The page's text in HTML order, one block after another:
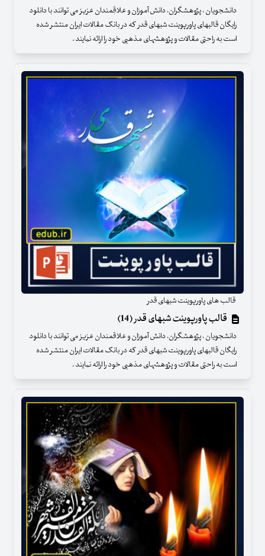
دانشجویان ، پژوهشگران، دانش آموزان و علاقمندان عزیز می توانند با دانلود
رایگان قالبهای پاورپوینت شبهای قدر که در بانک مقالات ایران منتشر شده
است به راحتی مقالات و پژوهشهای مذهبی خود را ارائه نمایند .
قالب های پاورپوینت شبهای قدر
قالب پاورپوینت شبهای قدر (14)
دانشجویان ، پژوهشگران، دانش آموزان و علاقمندان عزیز می توانند با دانلود
رایگان قالبهای پاورپوینت شبهای قدر که در بانک مقالات ایران منتشر شده
است به راحتی مقالات و پژوهشهای مذهبی خود را ارائه نمایند .